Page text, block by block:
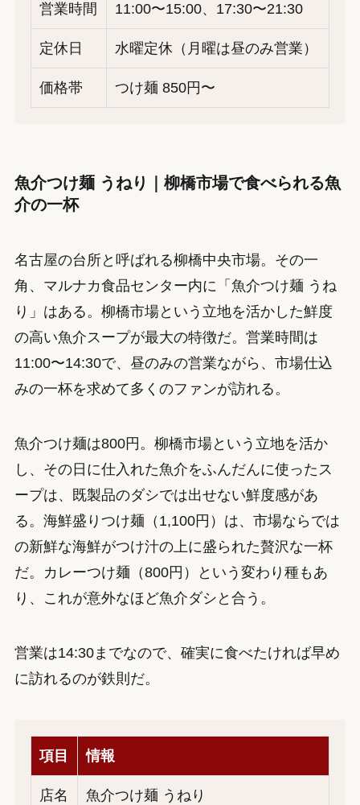
営業時間 11:00〜15:00、17:30〜21:30
定休日 水曜定休（月曜は昼のみ営業）
価格帯 つけ麺 850円〜
魚介つけ麺 うねり｜柳橋市場で食べられる魚
介の一杯
名古屋の台所と呼ばれる柳橋中央市場。その一
角、マルナカ食品センター内に「魚介つけ麺 うね
り」はある。柳橋市場という立地を活かした鮮度
の高い魚介スープが最大の特徴だ。営業時間は
11:00〜14:30で、昼のみの営業ながら、市場仕込
みの一杯を求めて多くのファンが訪れる。
魚介つけ麺は800円。柳橋市場という立地を活か
し、その日に仕入れた魚介をふんだんに使ったス
ープは、既製品のダシでは出せない鮮度感があ
る。海鮮盛りつけ麺（1,100円）は、市場ならでは
の新鮮な海鮮がつけ汁の上に盛られた贅沢な一杯
だ。カレーつけ麺（800円）という変わり種もあ
り、これが意外なほど魚介ダシと合う。
営業は14:30までなので、確実に食べたければ早め
に訪れるのが鉄則だ。
項目 情報
店名 魚介つけ麺 うねり